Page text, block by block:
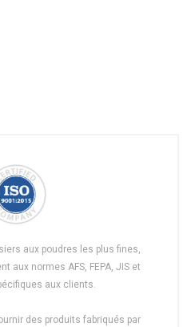
aux poudres les plus fines,
aux normes AFS, FEPA, JIS et
aux clients.
des produits fabriqués par